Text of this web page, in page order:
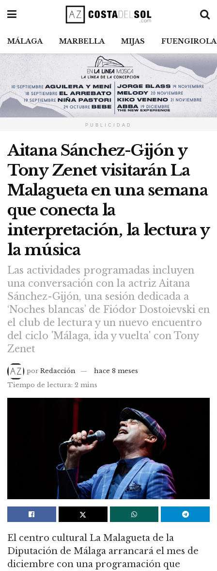
MÁLAGA MARBELLA MIJAS FUENGIROLA
PUBLICIDAD
Aitana Sánchez-Gijón y
Tony Zenet visitarán La
Malagueta en una semana
que conecta la
interpretación, la lectura y
la música
Las actividades programadas incluyen
una conversación con la actriz Aitana
Sánchez-Gijón, una sesión dedicada a
‘Noches blancas’ de Fiódor Dostoievski en
el club de lectura y un nuevo encuentro
del ciclo 'Málaga, ida y vuelta' con Tony
Zenet
por Redacción
hace 8 meses
Tiempo de lectura: 2 mins
El centro cultural La Malagueta de la
Diputación de Málaga arrancará el mes de
diciembre con una programación que